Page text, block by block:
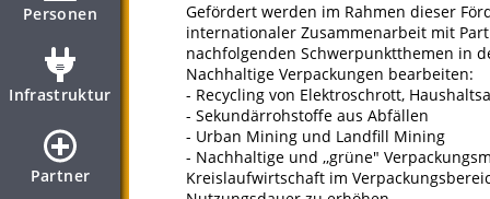
Personen
Infrastruktur
Partner
Gefördert werden im Rahmen dieser
internationaler Zusammenarbeit mit
nachfolgenden Schwerpunktthemen in
Nachhaltige Verpackungen bearbeiten:
- Recycling von Elektroschrott,
- Sekundärrohstoffe aus Abfällen
- Urban Mining und Landfill Mining
- Nachhaltige und ,,grüne"
Kreislaufwirtschaft im